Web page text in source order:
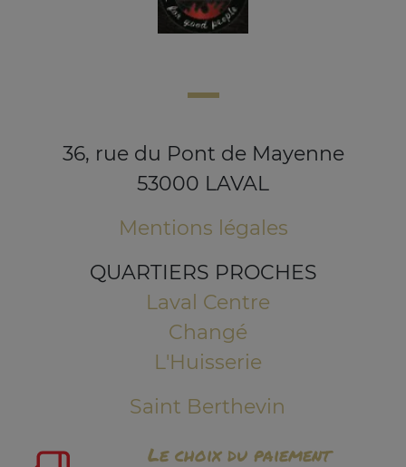
36, rue du Pont de Mayenne
53000 LAVAL
Mentions légales
QUARTIERS PROCHES
Laval Centre
Changé
L'Huisserie
Saint Berthevin
Le choix du paiement